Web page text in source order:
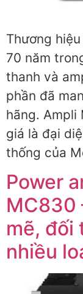
Thương
70 năm
thanh và
phần đã
hãng. Ampli
giá là đại
thống của
Power
MC830
mẽ, đối
nhiều